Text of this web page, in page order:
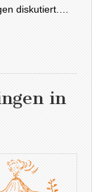
diskutiert.…
in